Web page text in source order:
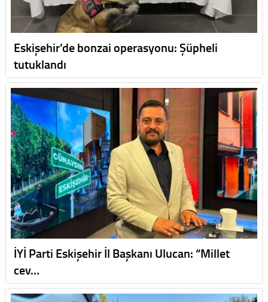
Eskişehir’de bonzai operasyonu: Şüpheli
tutuklandı
İYİ Parti Eskişehir İl Başkanı Ulucan: “Millet
cev…